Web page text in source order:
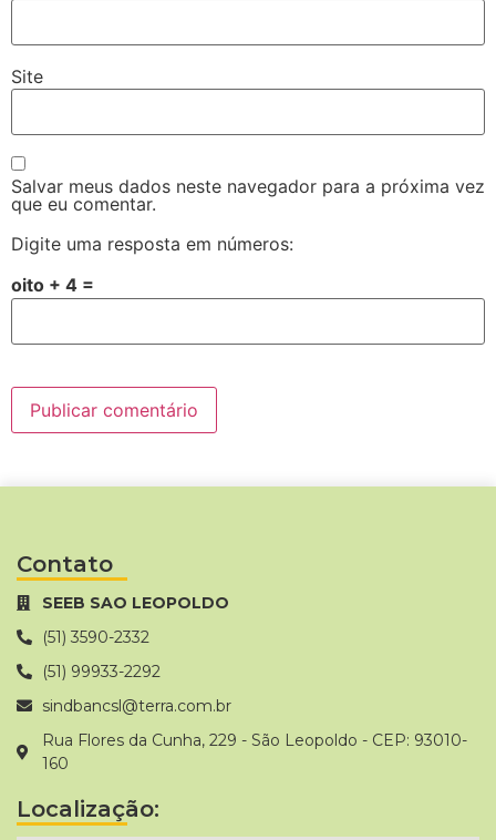
Site
Salvar meus dados neste navegador para a próxima vez
que eu comentar.
Digite uma resposta em números:
oito + 4 =
Contato
SEEB SAO LEOPOLDO
(51) 3590-2332
(51) 99933-2292
sindbancsl@terra.com.br
Rua Flores da Cunha, 229 - São Leopoldo - CEP: 93010-
160
Localização: